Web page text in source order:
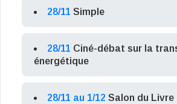
28/11 Simple
28/11 Ciné-débat sur la
énergétique
28/11 au 1/12 Salon du Livre